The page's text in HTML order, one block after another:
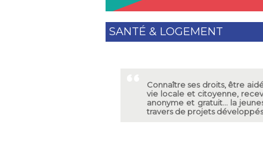
SANTÉ & LOGEMENT
Connaître ses droits, être
vie locale et citoyenne,
anonyme et gratuit... la
travers de projets